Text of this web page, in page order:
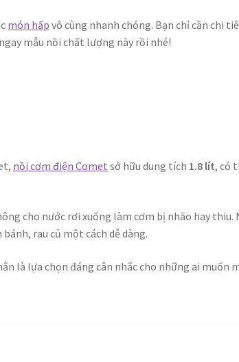
món hấp vô cùng nhanh chóng. Bạn chỉ cần chi
mẫu nồi chất lượng này rồi nhé!
nồi cơm điện Comet sở hữu dung tích 1.8 lít, có
cho nước rơi xuống làm cơm bị nhão hay thiu.
rau củ một cách dễ dàng.
là lựa chọn đáng cân nhắc cho những ai muốn